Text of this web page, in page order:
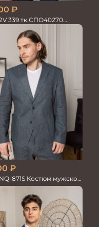
₽
339 тк.СПО40270
мужской
₽
871S Костюм мужской
со льном в елочку